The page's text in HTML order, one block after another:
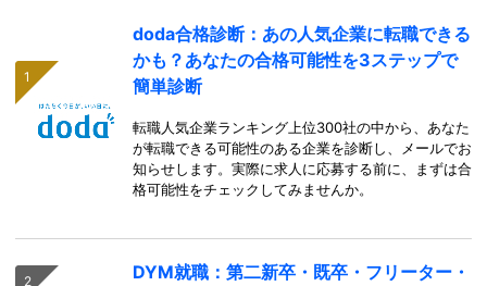
doda合格診断：あの人気企業に転職できる
かも？あなたの合格可能性を3ステップで
簡単診断
転職人気企業ランキング上位300社の中から、あなた
が転職できる可能性のある企業を診断し、メールでお
知らせします。実際に求人に応募する前に、まずは合
格可能性をチェックしてみませんか。
DYM就職：第二新卒・既卒・フリーター・